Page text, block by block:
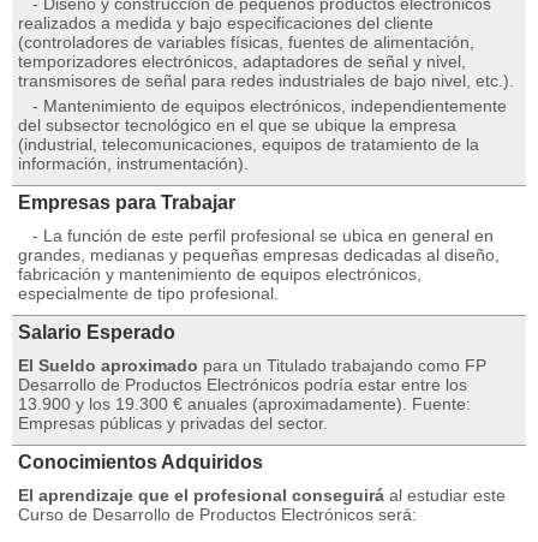
realizados a medida y bajo especificaciones del cliente
(controladores de variables físicas, fuentes de alimentación,
temporizadores electrónicos, adaptadores de señal y nivel,
transmisores de señal para redes industriales de bajo nivel, etc.).
- Mantenimiento de equipos electrónicos, independientemente
del subsector tecnológico en el que se ubique la empresa
(industrial, telecomunicaciones, equipos de tratamiento de la
información, instrumentación).
Empresas para Trabajar
- La función de este perfil profesional se ubica en general en
grandes, medianas y pequeñas empresas dedicadas al diseño,
fabricación y mantenimiento de equipos electrónicos,
especialmente de tipo profesional.
Salario Esperado
El Sueldo aproximado para un Titulado trabajando como FP
Desarrollo de Productos Electrónicos podría estar entre los
13.900 y los 19.300 € anuales (aproximadamente). Fuente:
Empresas públicas y privadas del sector.
Conocimientos Adquiridos
El aprendizaje que el profesional conseguirá al estudiar este
Curso de Desarrollo de Productos Electrónicos será: